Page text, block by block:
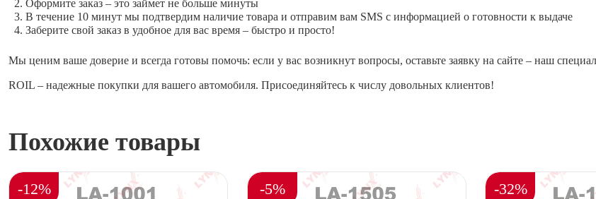
Оформите заказ – это займет не больше минуты
В течение 10 минут мы подтвердим наличие товара и отправим вам SMS с информацией о готовности к выдаче
Заберите свой заказ в удобное для вас время – быстро и просто!
Мы ценим ваше доверие и всегда готовы помочь: если у вас возникнут вопросы, оставьте заявку на сайте – наш
ROIL – надежные покупки для вашего автомобиля. Присоединяйтесь к числу довольных клиентов!
Похожие товары
-12% -5% -32%